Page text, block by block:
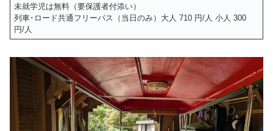
未就学児は無料（要保護者付添い）
列車･ロード共通フリーパス（当日のみ）大人 710 円/人 小人 300
円/人